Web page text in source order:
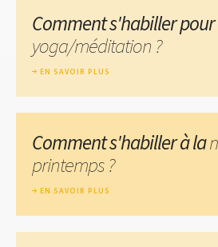
Comment s'habiller
yoga/méditation ?
EN SAVOIR PLUS
Comment s'habiller à la
printemps ?
EN SAVOIR PLUS